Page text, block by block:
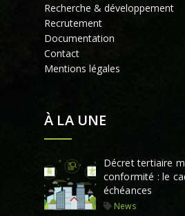
Recherche & développement
Recrutement
Documentation
Contact
Mentions légales
À LA UNE
Décret tertiaire
conformité : le
échéances
News